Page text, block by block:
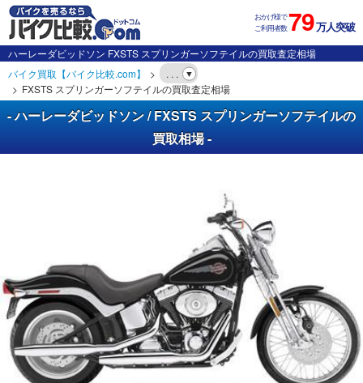
おかげ様で
ご利用者数79万人突破
ハーレーダビッドソン FXSTS スプリンガーソフテイルの買取査定相場
バイク買取【バイク比較.com】
. . .
FXSTS スプリンガーソフテイルの買取査定相場
- ハーレーダビッドソン / FXSTS スプリンガーソフテイルの
買取相場 -